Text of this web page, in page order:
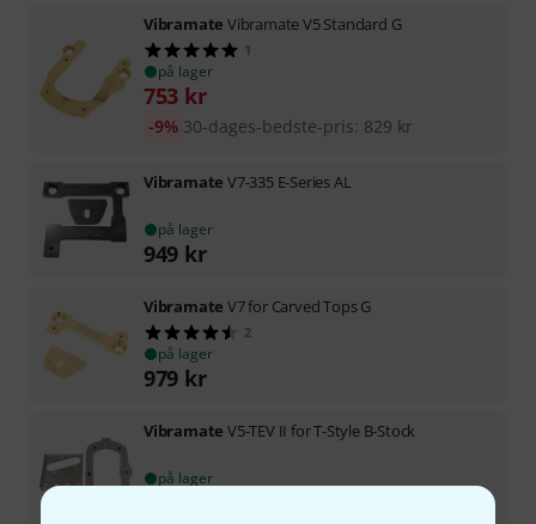
Vibramate Vibramate V5 Standard G
1
på lager
753 kr
30-dages-bedste-pris: 829 kr
-9%
Vibramate V7-335 E-Series AL
på lager
949 kr
Vibramate V7 for Carved Tops G
2
på lager
979 kr
Vibramate V5-TEV II for T-Style B-Stock
på lager